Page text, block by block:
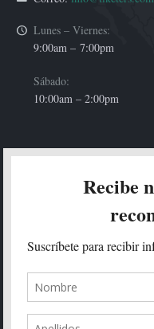
Lunes – Viernes:
9:00am – 7:00pm
Sábado:
10:00am – 2:00pm
HOLA!